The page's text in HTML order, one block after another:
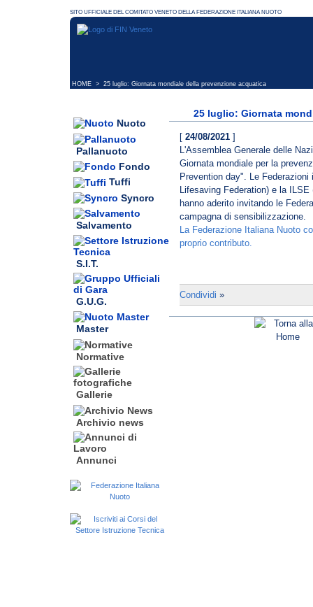
HOME > 25 luglio: Giornata mondiale della prevenzione acquatica
Nuoto
Pallanuoto
Fondo
Tuffi
Syncro
Salvamento
S.I.T.
G.U.G.
Master
Normative
Gallerie
Archivio news
Annunci
25 luglio: Giornata
[ 24/08/2021 ]
L'Assemblea Generale delle
Giornata mondiale per la
Prevention day". Le
Lifesaving Federation) e la
hanno aderito invitando le
campagna di sensibilizzazione.
La Federazione Italiana Nuoto
proprio contributo.
Condividi »